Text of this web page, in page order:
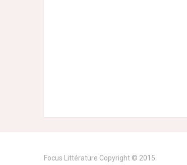
Focus Littérature Copyright © 2015.